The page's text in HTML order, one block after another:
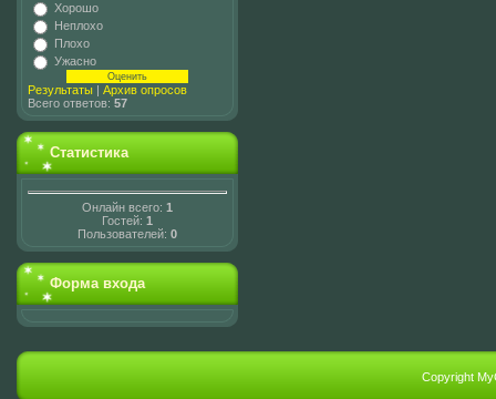
Хорошо
Неплохо
Плохо
Ужасно
Результаты | Архив опросов
Всего ответов: 57
Статистика
Онлайн всего: 1
Гостей: 1
Пользователей: 0
Форма входа
Copyright